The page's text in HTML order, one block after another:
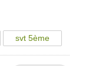
svt 5ème